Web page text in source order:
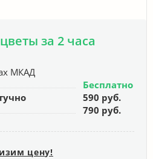
за 2 часа
МКАД
Бесплатно
590 руб.
790 руб.
цену!